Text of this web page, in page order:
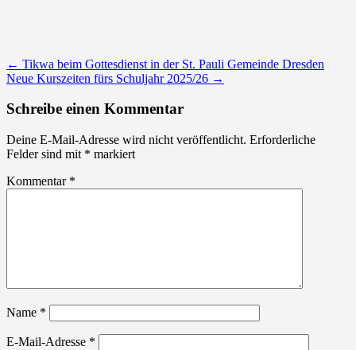
Post
navigation
← Tikwa beim Gottesdienst in der St. Pauli Gemeinde Dresden
Neue Kurszeiten fürs Schuljahr 2025/26 →
Schreibe einen Kommentar
Deine E-Mail-Adresse wird nicht veröffentlicht. Erforderliche
Felder sind mit * markiert
Kommentar *
Name *
E-Mail-Adresse *